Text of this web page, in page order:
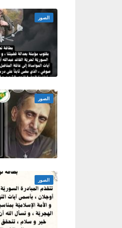
الصور
الصور
الصور